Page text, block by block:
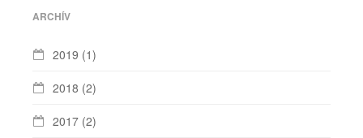
ARCHÍV
2019 (1)
2018 (2)
2017 (2)